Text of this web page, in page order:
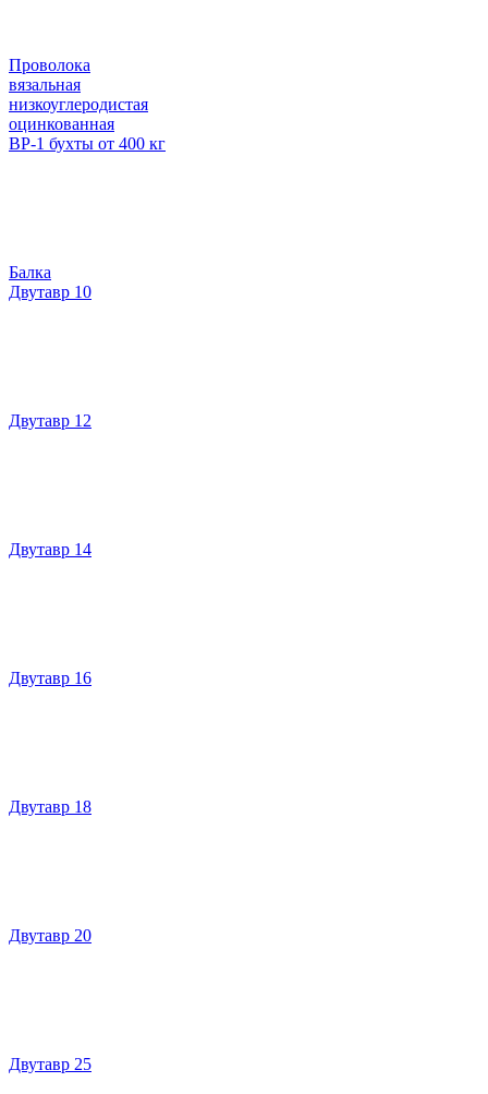
Проволока
вязальная
низкоуглеродистая
оцинкованная
ВР-1 бухты от 400 кг
Балка
Двутавр 10
Двутавр 12
Двутавр 14
Двутавр 16
Двутавр 18
Двутавр 20
Двутавр 25